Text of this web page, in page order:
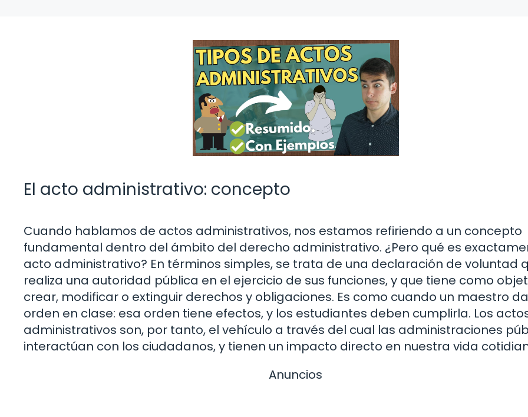
El acto administrativo: concepto
Cuando hablamos de actos administrativos, nos estamos refiriendo a un concepto
fundamental dentro del ámbito del derecho administrativo. ¿Pero qué es
acto administrativo? En términos simples, se trata de una declaración de voluntad
realiza una autoridad pública en el ejercicio de sus funciones, y que tiene como
crear, modificar o extinguir derechos y obligaciones. Es como cuando un maestro
orden en clase: esa orden tiene efectos, y los estudiantes deben cumplirla. Los
administrativos son, por tanto, el vehículo a través del cual las administraciones
interactúan con los ciudadanos, y tienen un impacto directo en nuestra vida
Anuncios